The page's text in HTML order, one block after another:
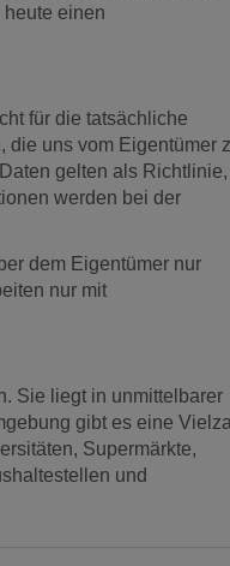
heute einen
für die tatsächliche
die uns vom Eigentümer
gelten als
werden bei der
dem Eigentümer nur
nur mit
Sie liegt in unmittelbarer
gibt es eine
Supermärkte,
und